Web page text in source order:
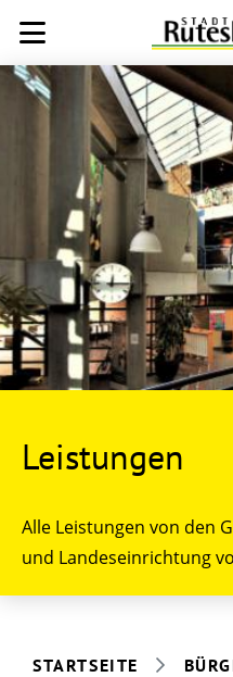
Leistungen
Alle Leistungen von den
und Landeseinrichtung
STARTSEITE